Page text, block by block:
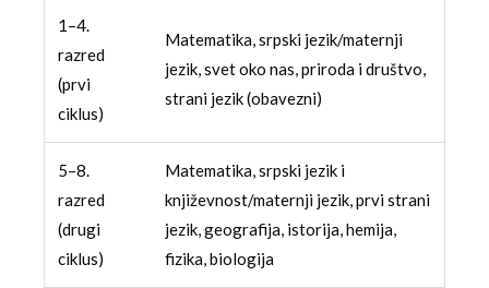
1–4.
razred
(prvi
ciklus)
Matematika, srpski jezik/maternji
jezik, svet oko nas, priroda i društvo,
strani jezik (obavezni)
5–8.
razred
(drugi
ciklus)
Matematika, srpski jezik i
književnost/maternji jezik, prvi strani
jezik, geografija, istorija, hemija,
fizika, biologija